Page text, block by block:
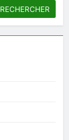
RECHERCHER